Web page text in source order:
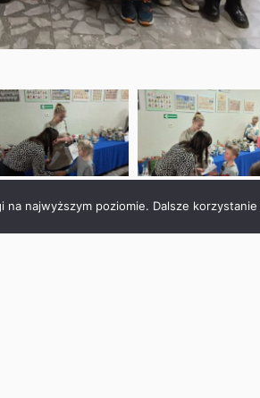
na najwyższym poziomie. Dalsze